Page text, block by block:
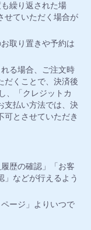
繰り返された場
せていただく場合が
取り置きや予約は
る場合、ご注文時
だくことで、決済後
、「クレジットカ
支払い方法では、決
可とさせていただき
歴の確認」「お客
」などが行えるよう
ージ」よりいつで